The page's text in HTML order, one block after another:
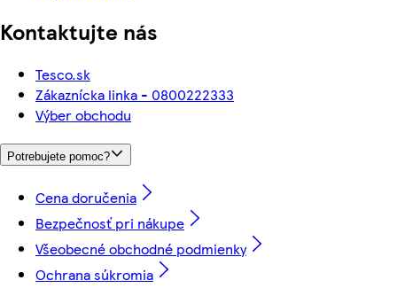
Kontaktujte nás
Tesco.sk
Zákaznícka linka - 0800222333
Výber obchodu
Potrebujete pomoc?
Cena doručenia
Bezpečnosť pri nákupe
Všeobecné obchodné podmienky
Ochrana súkromia